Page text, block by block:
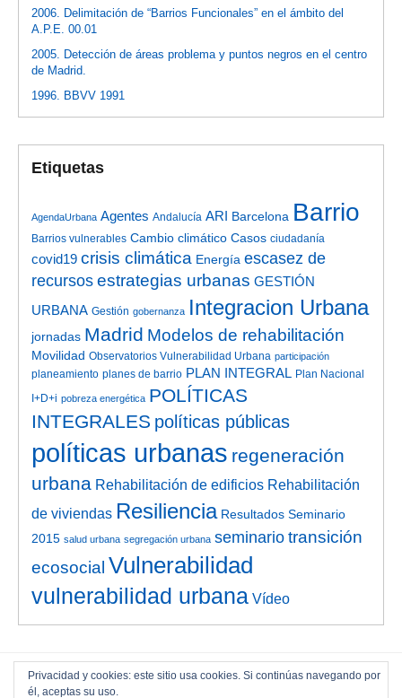
2006. Delimitación de “Barrios Funcionales” en el ámbito del
A.P.E. 00.01
2005. Detección de áreas problema y puntos negros en el centro
de Madrid.
1996. BBVV 1991
Etiquetas
AgendaUrbana Agentes Andalucía ARI Barcelona Barrio
Barrios vulnerables Cambio climático Casos ciudadanía
covid19 crisis climática Energía escasez de
recursos estrategias urbanas GESTIÓN
URBANA Gestión gobernanza Integracion Urbana
jornadas Madrid Modelos de rehabilitación
Movilidad Observatorios Vulnerabilidad Urbana participación
planeamiento planes de barrio PLAN INTEGRAL Plan Nacional
I+D+i pobreza energética POLÍTICAS
INTEGRALES políticas públicas
políticas urbanas regeneración
urbana Rehabilitación de edificios Rehabilitación
de viviendas Resiliencia Resultados Seminario
2015 salud urbana segregación urbana seminario transición
ecosocial Vulnerabilidad
vulnerabilidad urbana Vídeo
Privacidad y cookies: este sitio usa cookies. Si continúas navegando por
él, aceptas su uso.